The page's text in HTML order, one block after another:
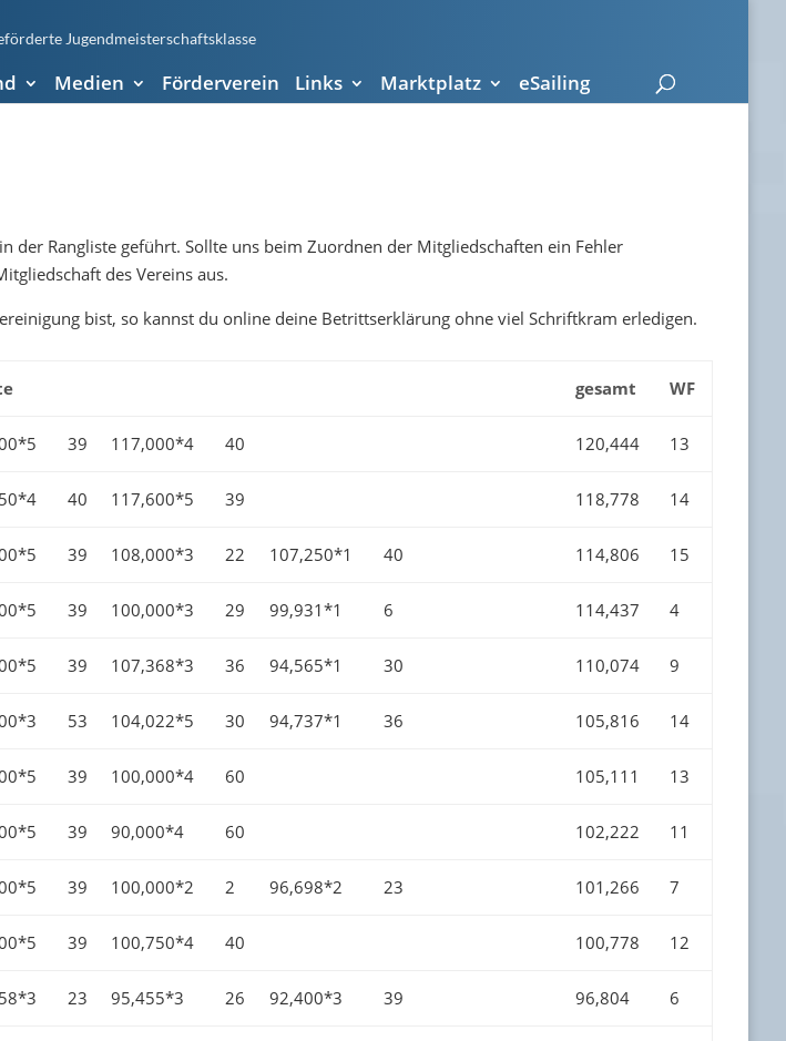
Jugendmeisterschaftsklasse
Medien Förderverein Links Marktplatz eSailing
der Rangliste geführt. Sollte uns beim Zuordnen der Mitgliedschaften ein Fehler
des Vereins aus.
bist, so kannst du online deine Betrittserklärung ohne viel Schriftkram erledigen.
gesamt WF
39 117,000*4 40 120,444 13
40 117,600*5 39 118,778 14
39 108,000*3 22 107,250*1 40 114,806 15
39 100,000*3 29 99,931*1 6 114,437 4
39 107,368*3 36 94,565*1 30 110,074 9
53 104,022*5 30 94,737*1 36 105,816 14
39 100,000*4 60 105,111 13
39 90,000*4 60 102,222 11
39 100,000*2 2 96,698*2 23 101,266 7
39 100,750*4 40 100,778 12
23 95,455*3 26 92,400*3 39 96,804 6